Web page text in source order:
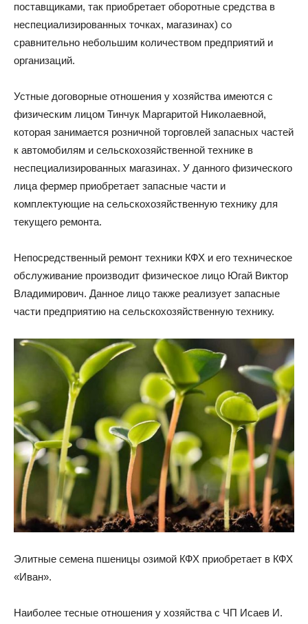
поставщиками, так приобретает оборотные средства в
неспециализированных точках, магазинах) со
сравнительно небольшим количеством предприятий и
организаций.
Устные договорные отношения у хозяйства имеются с
физическим лицом Тинчук Маргаритой Николаевной,
которая занимается розничной торговлей запасных частей
к автомобилям и сельскохозяйственной технике в
неспециализированных магазинах. У данного физического
лица фермер приобретает запасные части и
комплектующие на сельскохозяйственную технику для
текущего ремонта.
Непосредственный ремонт техники КФХ и его техническое
обслуживание производит физическое лицо Югай Виктор
Владимирович. Данное лицо также реализует запасные
части предприятию на сельскохозяйственную технику.
Элитные семена пшеницы озимой КФХ приобретает в КФХ
«Иван».
Наиболее тесные отношения у хозяйства с ЧП Исаев И.